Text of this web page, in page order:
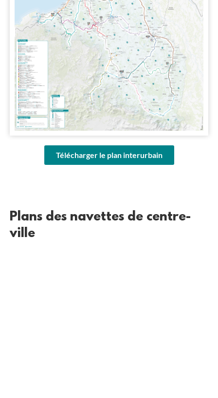
Télécharger le plan interurbain
Plans des navettes de centre-
ville